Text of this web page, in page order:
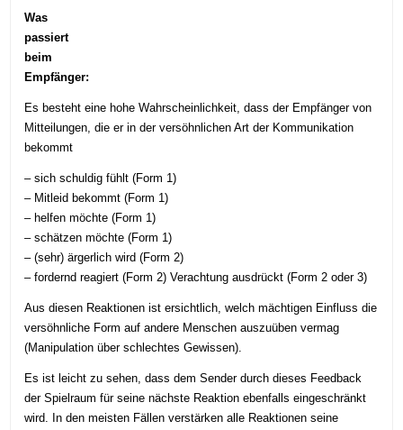
Was
passiert
beim
Empfänger:
Es besteht eine hohe Wahrscheinlichkeit, dass der Empfänger von
Mitteilungen, die er in der versöhnlichen Art der Kommunikation
bekommt
–sich schuldig fühlt (Form 1)
–Mitleid bekommt (Form 1)
– helfen möchte (Form 1)
–schätzen möchte (Form 1)
–(sehr) ärgerlich wird (Form 2)
– fordernd reagiert (Form 2) Verachtung ausdrückt (Form 2 oder 3)
Aus diesen Reaktionen ist ersichtlich, welch mächtigen Einfluss die
versöhnliche Form auf andere Menschen auszuüben vermag
(Manipulation über schlechtes Gewissen).
Es ist leicht zu sehen, dass dem Sender durch dieses Feedback
der Spielraum für seine nächste Reaktion ebenfalls eingeschränkt
wird. In den meisten Fällen verstärken alle Reaktionen seine